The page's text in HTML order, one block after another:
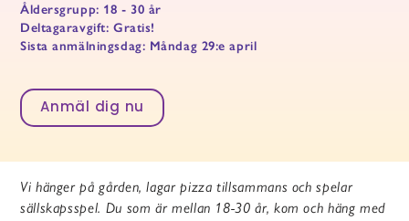
Åldersgrupp: 18 - 30 år
Deltagaravgift: Gratis!
Sista anmälningsdag: Måndag 29:e april
Anmäl dig nu
Vi hänger på gården, lagar pizza tillsammans och spelar
sällskapsspel. Du som är mellan 18-30 år, kom och häng med